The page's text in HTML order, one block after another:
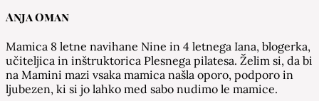
Anja Oman
Mamica 8 letne navihane Nine in 4 letnega Iana, blogerka,
učiteljica in inštruktorica Plesnega pilatesa. Želim si, da bi
na Mamini mazi vsaka mamica našla oporo, podporo in
ljubezen, ki si jo lahko med sabo nudimo le mamice.